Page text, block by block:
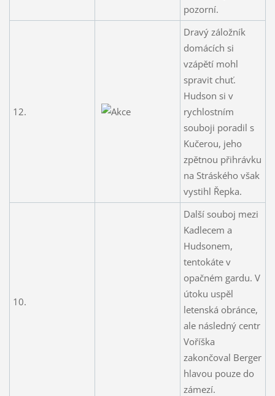
pozorní.
12.
Dravý záložník
domácích si
vzápětí mohl
spravit chuť.
Hudson si v
rychlostním
souboji poradil s
Kučerou, jeho
zpětnou přihrávku
na Stráského však
vystihl Řepka.
10.
Další souboj mezi
Kadlecem a
Hudsonem,
tentokáte v
opačném gardu. V
útoku uspěl
letenská obránce,
ale následný centr
Voříška
zakončoval Berger
hlavou pouze do
zámezí.